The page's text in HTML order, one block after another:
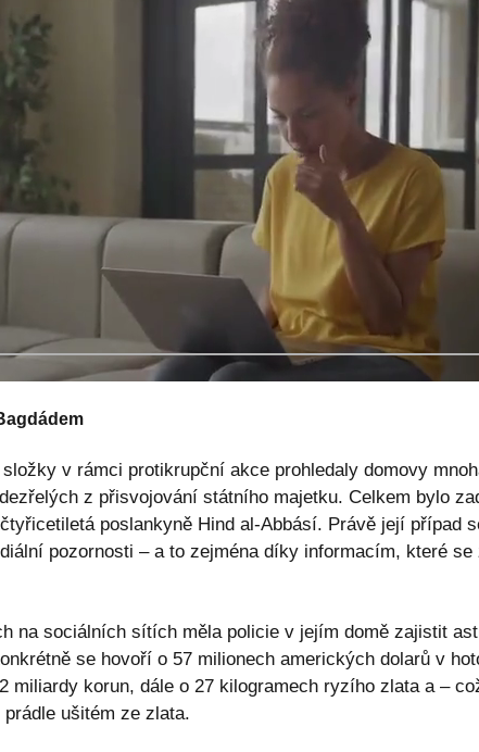
v rámci protikrupční akce prohledaly domovy
z přisvojování státního majetku. Celkem bylo
poslankyně Hind al-Abbásí. Právě její případ
pozornosti – a to zejména díky informacím, které
na sociálních sítích měla policie v jejím domě zajistit
se hovoří o 57 milionech amerických dolarů v
miliardy korun, dále o 27 kilogramech ryzího zlata a –
ušitém ze zlata.